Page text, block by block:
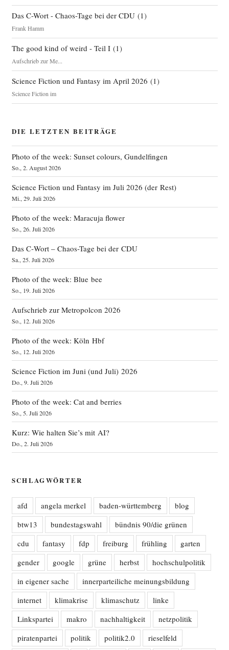
Das C-Wort - Chaos-Tage bei der CDU(1)
Frank Hamm
The good kind of weird - Teil I(1)
Aufschrieb zur Me...
Science Fiction und Fantasy im April 2026 (1)
Science Fiction im
DIE LETZTEN BEITRÄGE
Photo of the week: Sunset colours, Gundelfingen
So., 2. August 2026
Science Fiction und Fantasy im Juli 2026 (der Rest)
Mi., 29. Juli 2026
Photo of the week: Maracuja flower
So., 26. Juli 2026
Das C‑Wort – Chaos-Tage bei der CDU
Sa., 25. Juli 2026
Photo of the week: Blue bee
So., 19. Juli 2026
Aufschrieb zur Metropolcon 2026
So., 12. Juli 2026
Photo of the week: Köln Hbf
So., 12. Juli 2026
Science Fiction im Juni (und Juli) 2026
Do., 9. Juli 2026
Photo of the week: Cat and berries
So., 5. Juli 2026
Kurz: Wie halten Sie’s mit AI?
Do., 2. Juli 2026
SCHLAGWÖRTER
afd angela merkel baden-württemberg
blog
btw13
bundestagswahl
bündnis 90/die grünen
cdu
fantasy fdp freiburg frühling
garten
gender
google grüne herbst
hochschulpolitik
in eigener sache
innerparteiliche meinungsbildung
internet
klimakrise klimaschutz
linke
Linkspartei
makro nachhaltigkeit
netzpolitik
piratenpartei
politik politik2.0 rieselfeld